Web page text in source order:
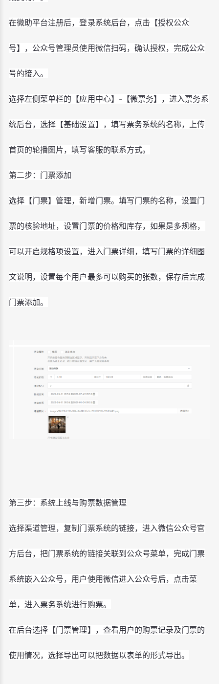
在微助平台注册后，登录系统后台，点击【授权公众
号】，公众号管理员使用微信扫码，确认授权，完成公众
号的接入。
选择左侧菜单栏的【应用中心】-【微票务】，进入票务系
统后台，选择【基础设置】，填写票务系统的名称，上传
首页的轮播图片，填写客服的联系方式。
第二步：门票添加
选择【门票】管理，新增门票。填写门票的名称，设置门
票的核验地址，设置门票的价格和库存，如果是多规格，
可以开启规格项设置，进入门票详细，填写门票的详细图
文说明，设置每个用户最多可以购买的张数，保存后完成
门票添加。
第三步：系统上线与购票数据管理
选择渠道管理，复制门票系统的链接，进入微信公众号官
方后台，把门票系统的链接关联到公众号菜单，完成门票
系统嵌入公众号，用户使用微信进入公众号后，点击菜
单，进入票务系统进行购票。
在后台选择【门票管理】，查看用户的购票记录及门票的
使用情况，选择导出可以把数据以表单的形式导出。